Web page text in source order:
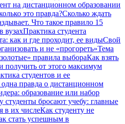
на дистанционном образовании
это правда?Сколько ждать
Что такое правило 15
вузахПрактика студента
как и где проходит, ее видыСвой
и не «прогореть»Тема
правила выбораКак взять
получить от этого максимум
студентов и ее
правда о дистанционном
образование или набор
студенты бросают учебу: главные
в их числеКак студенту не
стать успешным в